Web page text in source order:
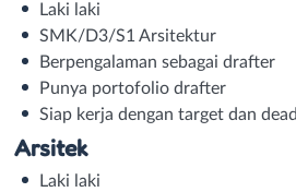
Laki laki
SMK/D3/S1 Arsitektur
Berpengalaman sebagai drafter
Punya portofolio drafter
Siap kerja dengan target dan
Arsitek
Laki laki